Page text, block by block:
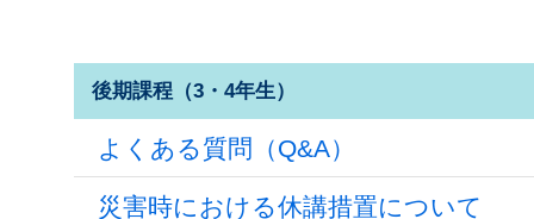
後期課程（3・4年生）
よくある質問（Q&A）
災害時における休講措置について